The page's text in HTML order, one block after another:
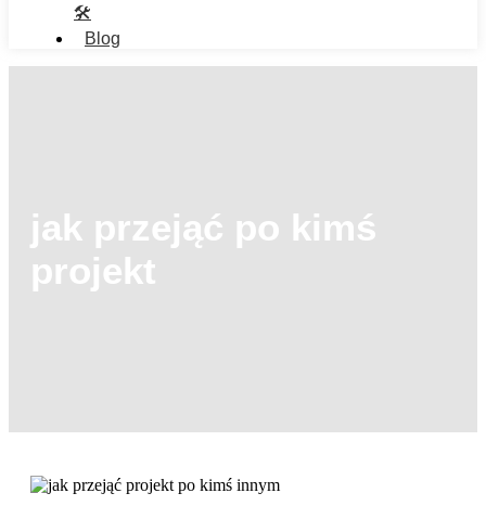
🛠️
Blog
jak przejąć po kimś
projekt